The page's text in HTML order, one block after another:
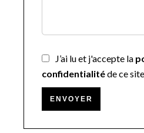
J’ai lu et j'accepte la
confidentialitéde ce site
ENVOYER